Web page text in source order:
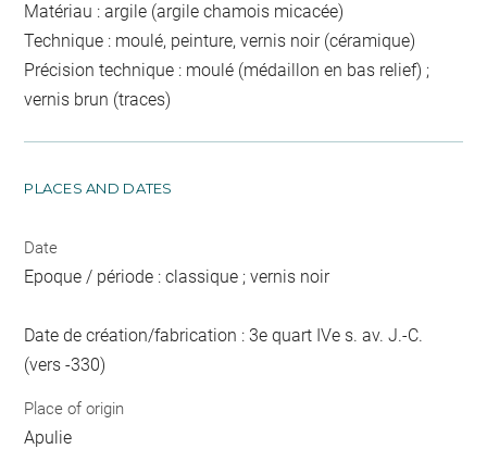
Matériau : argile (argile chamois micacée)
Technique : moulé, peinture, vernis noir (céramique)
Précision technique : moulé (médaillon en bas relief) ;
vernis brun (traces)
PLACES AND DATES
Date
Epoque / période : classique ; vernis noir
Date de création/fabrication : 3e quart IVe s. av. J.-C.
(vers -330)
Place of origin
Apulie